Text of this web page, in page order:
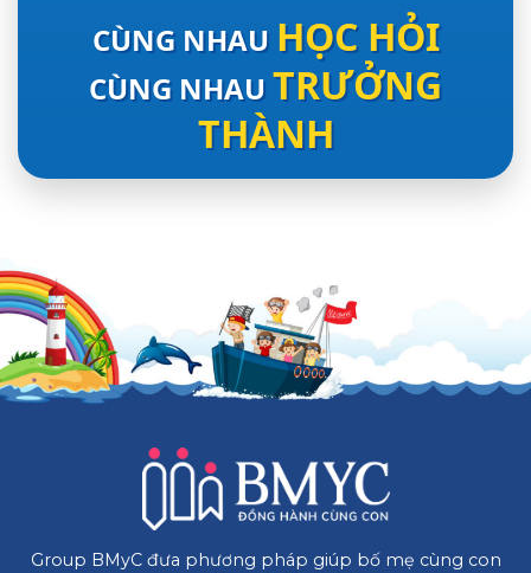
CÙNG NHAU HỌC HỎI
CÙNG NHAUTRƯỞNG
THÀNH
Group BMyC đưa phương pháp giúp bố mẹ cùng con